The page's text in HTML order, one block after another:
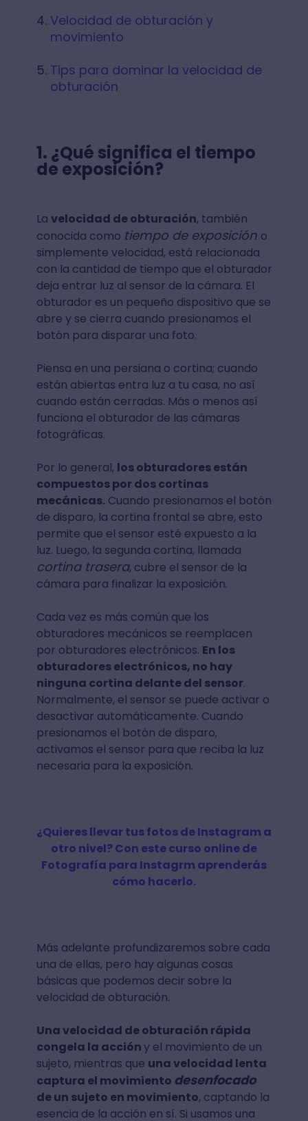
Velocidad de obturación y
movimiento
Tips para dominar la velocidad de
obturación
1. ¿Qué significa el tiempo
de exposición?
La velocidad de obturación, también
conocida como tiempo de exposición o
simplemente velocidad, está relacionada
con la cantidad de tiempo que el obturador
deja entrar luz al sensor de la cámara. El
obturador es un pequeño dispositivo que se
abre y se cierra cuando presionamos el
botón para disparar una foto.
Piensa en una persiana o cortina; cuando
están abiertas entra luz a tu casa, no así
cuando están cerradas. Más o menos así
funciona el obturador de las cámaras
fotográficas.
Por lo general, los obturadores están
compuestos por dos cortinas
mecánicas.Cuando presionamos el botón
de disparo, la cortina frontal se abre, esto
permite que el sensor esté expuesto a la
luz. Luego, la segunda cortina, llamada
cortina trasera, cubre el sensor de la
cámara para finalizar la exposición.
Cada vez es más común que los
obturadores mecánicos se reemplacen
por obturadores electrónicos. En los
obturadores electrónicos, no hay
ninguna cortina delante del sensor.
Normalmente, el sensor se puede activar o
desactivar automáticamente. Cuando
presionamos el botón de disparo,
activamos el sensor para que reciba la luz
necesaria para la exposición.
¿Quieres llevar tus fotos de Instagram a
otro nivel? Con este curso online de
Fotografía para Instagrm aprenderás
cómo hacerlo.
Más adelante profundizaremos sobre cada
una de ellas, pero hay algunas cosas
básicas que podemos decir sobre la
velocidad de obturación.
Una velocidad de obturación rápida
congela la accióny el movimiento de un
sujeto, mientras que una velocidad lenta
captura el movimiento desenfocado
de un sujeto en movimiento, captando la
esencia de la acción en sí. Si usamos una